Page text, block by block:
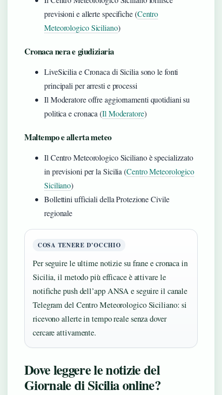
previsioni e allerte specifiche (Centro
Meteorologico Siciliano)
Cronaca nera e giudiziaria
LiveSicilia e Cronaca di Sicilia sono le fonti
principali per arresti e processi
Il Moderatore offre aggiornamenti quotidiani su
politica e cronaca (Il Moderatore)
Maltempo e allerta meteo
Il Centro Meteorologico Siciliano è specializzato
in previsioni per la Sicilia (Centro Meteorologico
Siciliano)
Bollettini ufficiali della Protezione Civile
regionale
COSA TENERE D’OCCHIO
Per seguire le ultime notizie su frane e cronaca in
Sicilia, il metodo più efficace è attivare le
notifiche push dell’app ANSA e seguire il canale
Telegram del Centro Meteorologico Siciliano: si
ricevono allerte in tempo reale senza dover
cercare attivamente.
Dove leggere le notizie del
Giornale di Sicilia online?